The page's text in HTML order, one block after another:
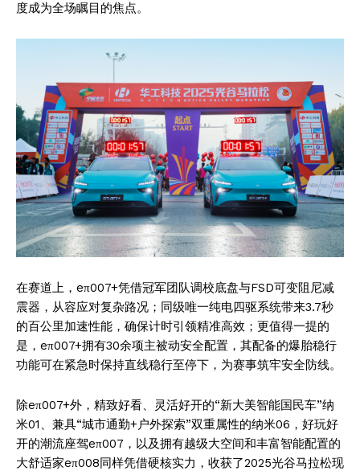
度成为全场瞩目的焦点。
在赛道上，eπ007+凭借冠军团队调校底盘与FSD可变阻尼减
震器，从容应对复杂路况；同级唯一纯电四驱系统带来3.7秒
的百公里加速性能，确保计时引领精准高效；更值得一提的
是，eπ007+拥有30余项主被动安全配置，其配备的爆胎稳行
功能可在紧急时保持直线稳行至停下，为赛事筑牢安全防线。
除eπ007+外，精致好看、灵活好开的“新大美智能国民车”纳
米01、兼具“城市通勤+户外探索”双重属性的纳米06，好玩好
开的潮流座驾eπ007，以及拥有越级大空间和丰富智能配置的
大舒适家eπ008同样凭借硬核实力，收获了2025光谷马拉松现